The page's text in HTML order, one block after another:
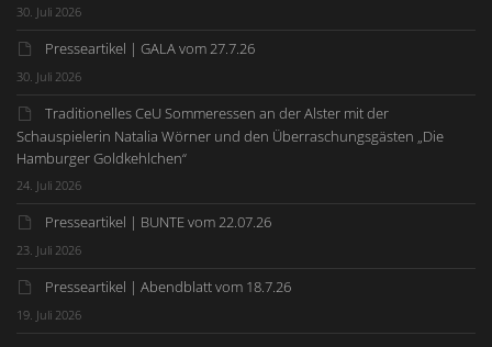
30. Juli 2026
Presseartikel | GALA vom 27.7.26
30. Juli 2026
Traditionelles CeU Sommeressen an der Alster mit der
Schauspielerin Natalia Wörner und den Überraschungsgästen „Die
Hamburger Goldkehlchen“
24. Juli 2026
Presseartikel | BUNTE vom 22.07.26
23. Juli 2026
Presseartikel | Abendblatt vom 18.7.26
19. Juli 2026